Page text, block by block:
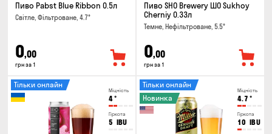
Пиво Pabst Blue Ribbon 0.5л
Світле, Фільтроване, 4.7°
0,00
грн за 1
Пиво SHO Brewery ШО Sukhoy
Cherniy 0.33л
Темне, Нефільтроване, 5.5°
0,00
грн за 1
Міцність
4°
Гіркота
5 IBU
Тільки онлайн
Міцність
4.7 °
Гіркота
10 IBU
Тільки онлайн
Новинка